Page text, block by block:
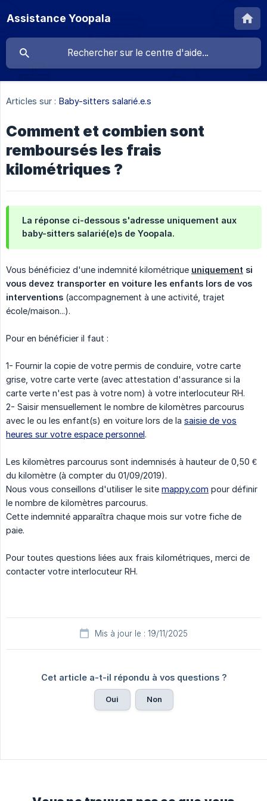
Assistance Yoopala
Articles sur : Baby-sitters salarié.e.s
Comment et combien sont
remboursés les frais
kilométriques ?
La réponse ci-dessous s'adresse uniquement aux
baby-sitters salarié(e)s de Yoopala.
Vous bénéficiez d'une indemnité kilométrique uniquement si
vous devez transporter en voiture les enfants lors de vos
interventions (accompagnement à une activité, trajet
école/maison...).
Pour en bénéficier il faut :
1- Fournir la copie de votre permis de conduire, votre carte
grise, votre carte verte (avec attestation d'assurance si la
carte verte n'est pas à votre nom) à votre interlocuteur RH.
2- Saisir mensuellement le nombre de kilomètres parcourus
avec le ou les enfant(s) en voiture lors de la saisie de vos
heures sur votre espace personnel.
Les kilomètres parcourus sont indemnisés à hauteur de 0,50 €
du kilomètre (à compter du 01/09/2019).
Nous vous conseillons d'utiliser le site mappy.com pour définir
le nombre de kilomètres parcourus.
Cette indemnité apparaîtra chaque mois sur votre fiche de
paie.
Pour toutes questions liées aux frais kilométriques, merci de
contacter votre interlocuteur RH.
Mis à jour le : 19/11/2025
Cet article a-t-il répondu à vos questions ?
Oui Non